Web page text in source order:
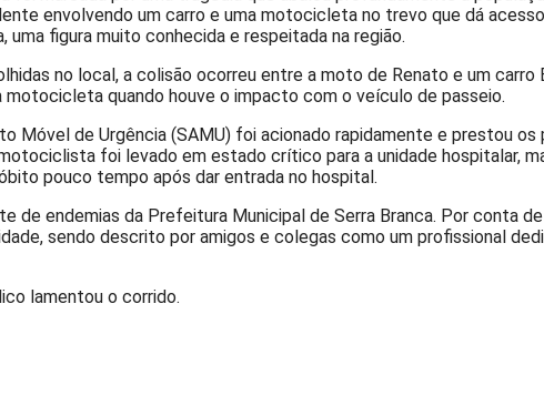
envolvendo um carro e uma motocicleta no trevo que dá
uma figura muito conhecida e respeitada na região.
no local, a colisão ocorreu entre a moto de Renato e um carro
motocicleta quando houve o impacto com o veículo de passeio.
Móvel de Urgência (SAMU) foi acionado rapidamente e prestou os
foi levado em estado crítico para a unidade hospitalar,
pouco tempo após dar entrada no hospital.
de endemias da Prefeitura Municipal de Serra Branca. Por conta
sendo descrito por amigos e colegas como um profissional
lamentou o corrido.